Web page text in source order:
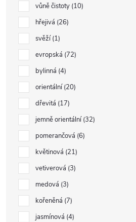
vůně čistoty 10
hřejivá 26
svěží 1
evropská 72
bylinná 4
orientální 20
dřevitá 17
jemně orientální 32
pomerančová 6
květinová 21
vetiverová 3
medová 3
kořeněná 7
jasmínová 4